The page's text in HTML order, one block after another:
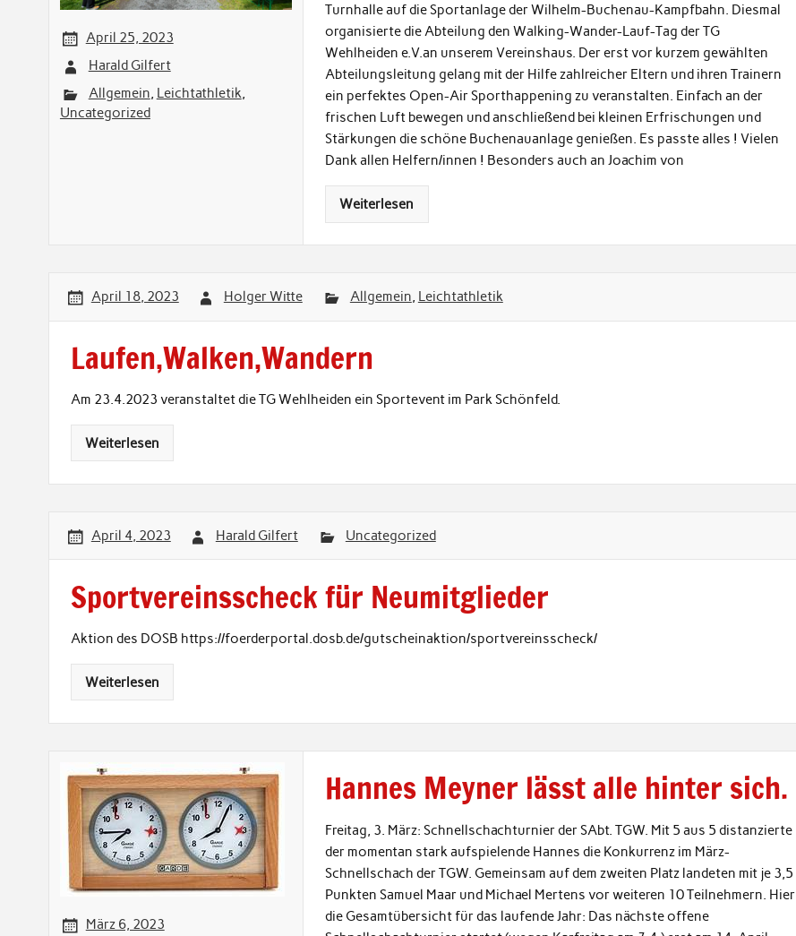
April 25, 2023
Harald Gilfert
Allgemein, Leichtathletik,
Uncategorized
Turnhalle auf die Sportanlage der Wilhelm-Buchenau-Kampfbahn. Diesmal
organisierte die Abteilung den Walking-Wander-Lauf-Tag der TG
Wehlheiden e.V.an unserem Vereinshaus. Der erst vor kurzem gewählten
Abteilungsleitung gelang mit der Hilfe zahlreicher Eltern und ihren Trainern
ein perfektes Open-Air Sporthappening zu veranstalten. Einfach an der
frischen Luft bewegen und anschließend bei kleinen Erfrischungen und
Stärkungen die schöne Buchenauanlage genießen. Es passte alles ! Vielen
Dank allen Helfern/innen ! Besonders auch an Joachim von
Weiterlesen
April 18, 2023 Holger Witte Allgemein, Leichtathletik
Laufen,Walken,Wandern
Am 23.4.2023 veranstaltet die TG Wehlheiden ein Sportevent im Park Schönfeld.
Weiterlesen
April 4, 2023 Harald Gilfert Uncategorized
Sportvereinsscheck für Neumitglieder
Aktion des DOSB https://foerderportal.dosb.de/gutscheinaktion/sportvereinsscheck/
Weiterlesen
März 6, 2023
Hannes Meyner lässt alle hinter sich.
Freitag, 3. März: Schnellschachturnier der SAbt. TGW. Mit 5 aus 5 distanzierte
der momentan stark aufspielende Hannes die Konkurrenz im März-
Schnellschach der TGW. Gemeinsam auf dem zweiten Platz landeten mit je 3,5
Punkten Samuel Maar und Michael Mertens vor weiteren 10 Teilnehmern. Hier
die Gesamtübersicht für das laufende Jahr: Das nächste offene